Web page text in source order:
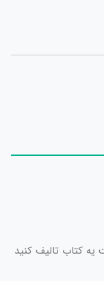
کتاب تالیف کنید